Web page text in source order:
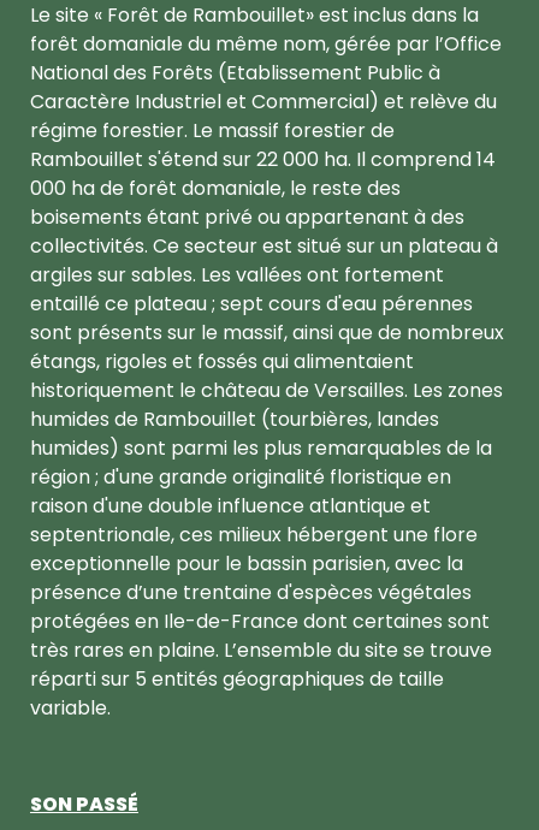
Le site « Forêt de Rambouillet» est inclus dans la
forêt domaniale du même nom, gérée par l’Office
National des Forêts (Etablissement Public à
Caractère Industriel et Commercial) et relève du
régime forestier. Le massif forestier de
Rambouillet s'étend sur 22 000 ha. Il comprend 14
000 ha de forêt domaniale, le reste des
boisements étant privé ou appartenant à des
collectivités. Ce secteur est situé sur un plateau à
argiles sur sables. Les vallées ont fortement
entaillé ce plateau ; sept cours d'eau pérennes
sont présents sur le massif, ainsi que de nombreux
étangs, rigoles et fossés qui alimentaient
historiquement le château de Versailles. Les zones
humides de Rambouillet (tourbières, landes
humides) sont parmi les plus remarquables de la
région ; d'une grande originalité floristique en
raison d'une double influence atlantique et
septentrionale, ces milieux hébergent une flore
exceptionnelle pour le bassin parisien, avec la
présence d’une trentaine d'espèces végétales
protégées en Ile-de-France dont certaines sont
très rares en plaine. L’ensemble du site se trouve
réparti sur 5 entités géographiques de taille
variable.
SON PASSÉ